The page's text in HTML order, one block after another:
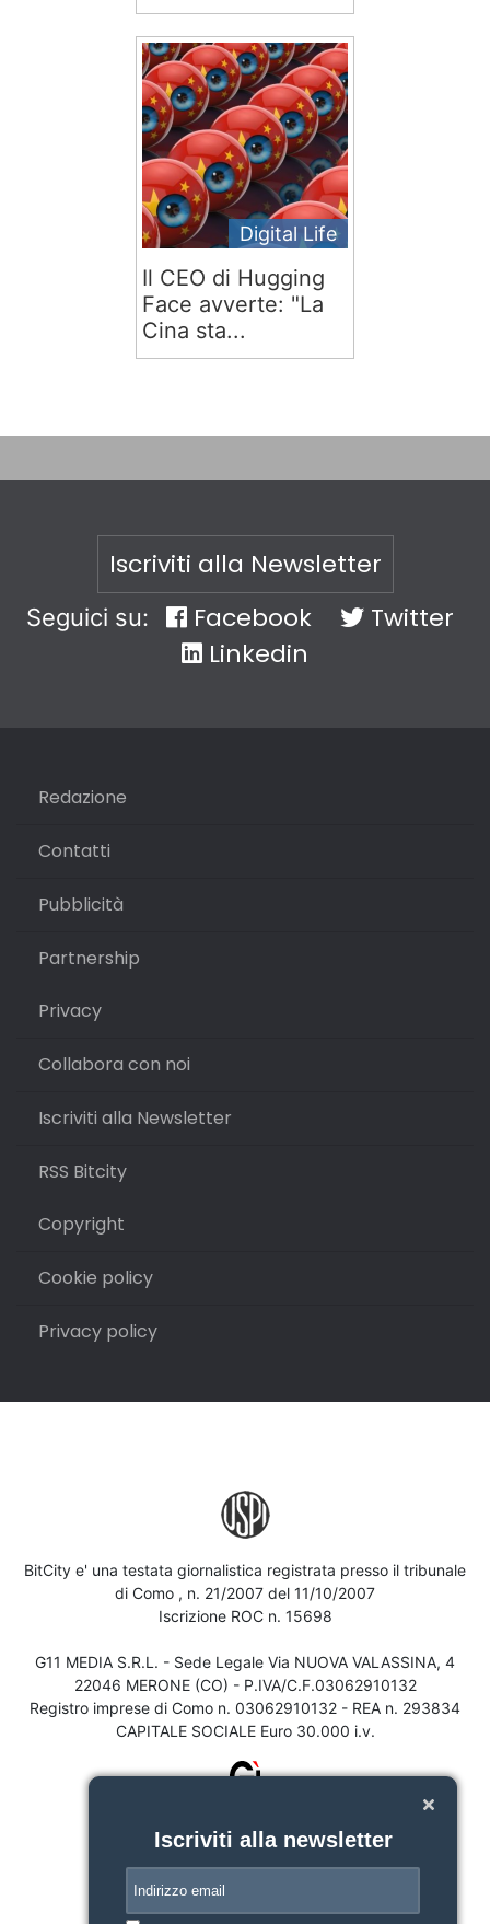
Digital Life
Il CEO di Hugging
Face avverte: "La
Cina sta...
Iscriviti alla Newsletter
Seguici su: Facebook
Twitter
Linkedin
Redazione
Contatti
Pubblicità
Partnership
Privacy
Collabora con noi
Iscriviti alla Newsletter
RSS Bitcity
Copyright
Cookie policy
Privacy policy
BitCity e' una testata giornalistica registrata presso il tribunale
di Como , n. 21/2007 del 11/10/2007
Iscrizione ROC n. 15698
G11 MEDIA S.R.L. - Sede Legale Via NUOVA VALASSINA, 4
22046 MERONE (CO) - P.IVA/C.F.03062910132
Registro imprese di Como n. 03062910132 - REA n. 293834
CAPITALE SOCIALE Euro 30.000 i.v.
Iscriviti alla newsletter